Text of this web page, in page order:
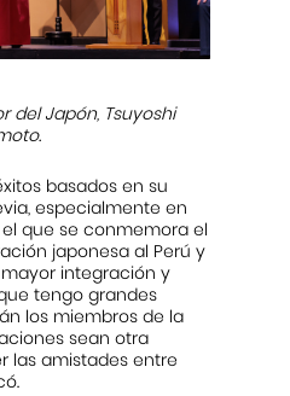
del Japón, Tsuyoshi
basados en su
especialmente en
que se conmemora el
japonesa al Perú y
integración y
tengo grandes
los miembros de la
sean otra
las amistades entre